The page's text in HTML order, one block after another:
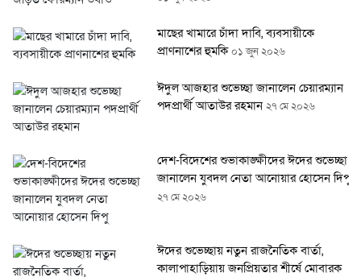
মাছের খামারে চাঁদা দাবি, ব্যবসায়ীকে
প্রাণনাশের হুমকি০১ জুন ২০২৬
ঈদুল আজহার শুভেচ্ছা জানালেন চেয়ারম্যান
পদপ্রার্থী আতাউর রহমান২৭ মে ২০২৬
দেশ-বিদেশের শুভাকাঙ্ক্ষীদের ঈদের শুভেচ্ছা
জানালেন যুবদল নেতা আনোয়ার হোসেন দিপু
২৭ মে ২০২৬
ঈদের শুভেচ্ছায় নতুন রাজনৈতিক বার্তা,
কালাপাহাড়িয়ায় জনপ্রিয়তার শীর্ষে মোবারক